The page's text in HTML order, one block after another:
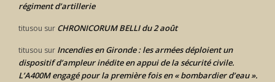
régiment d’artillerie
titusou sur CHRONICORUM BELLI du 2 août
titusou sur Incendies en Gironde : les armées déploient un
dispositif d’ampleur inédite en appui de la sécurité civile.
L’A400M engagé pour la première fois en « bombardier d’eau ».